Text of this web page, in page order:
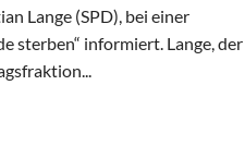
Lange (SPD), bei einer
sterben“ informiert. Lange, der